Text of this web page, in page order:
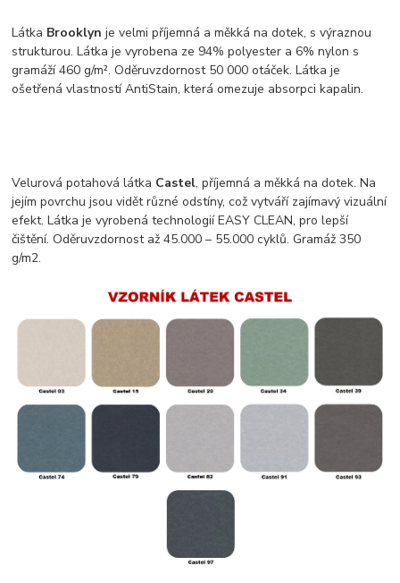
Látka Brooklyn je velmi příjemná a měkká na dotek, s výraznou
strukturou. Látka je vyrobena ze 94% polyester a 6% nylon s
gramáží 460 g/m². Oděruvzdornost 50 000 otáček. Látka je
ošetřená vlastností AntiStain, která omezuje absorpci kapalin.
Velurová potahová látka Castel, příjemná a měkká na dotek. Na
jejím povrchu jsou vidět různé odstíny, což vytváří zajímavý vizuální
efekt. Látka je vyrobená technologií EASY CLEAN, pro lepší
čištění. Oděruvzdornost až 45.000 – 55.000 cyklů. Gramáž 350
g/m2.